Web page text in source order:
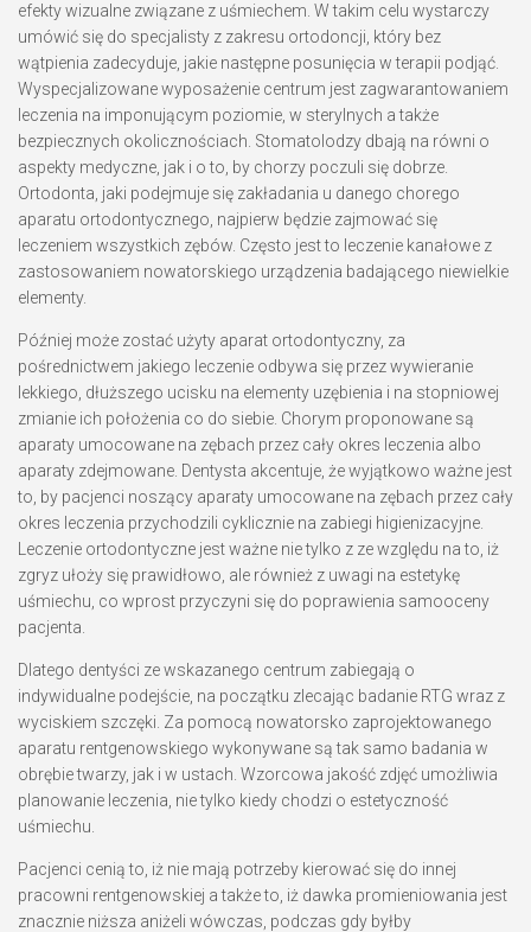
efekty wizualne związane z uśmiechem. W takim celu wystarczy
umówić się do specjalisty z zakresu ortodoncji, który bez
wątpienia zadecyduje, jakie następne posunięcia w terapii podjąć.
Wyspecjalizowane wyposażenie centrum jest zagwarantowaniem
leczenia na imponującym poziomie, w sterylnych a także
bezpiecznych okolicznościach. Stomatolodzy dbają na równi o
aspekty medyczne, jak i o to, by chorzy poczuli się dobrze.
Ortodonta, jaki podejmuje się zakładania u danego chorego
aparatu ortodontycznego, najpierw będzie zajmować się
leczeniem wszystkich zębów. Często jest to leczenie kanałowe z
zastosowaniem nowatorskiego urządzenia badającego niewielkie
elementy.
Później może zostać użyty aparat ortodontyczny, za
pośrednictwem jakiego leczenie odbywa się przez wywieranie
lekkiego, dłuższego ucisku na elementy uzębienia i na stopniowej
zmianie ich położenia co do siebie. Chorym proponowane są
aparaty umocowane na zębach przez cały okres leczenia albo
aparaty zdejmowane. Dentysta akcentuje, że wyjątkowo ważne jest
to, by pacjenci noszący aparaty umocowane na zębach przez cały
okres leczenia przychodzili cyklicznie na zabiegi higienizacyjne.
Leczenie ortodontyczne jest ważne nie tylko z ze względu na to, iż
zgryz ułoży się prawidłowo, ale również z uwagi na estetykę
uśmiechu, co wprost przyczyni się do poprawienia samooceny
pacjenta.
Dlatego dentyści ze wskazanego centrum zabiegają o
indywidualne podejście, na początku zlecając badanie RTG wraz z
wyciskiem szczęki. Za pomocą nowatorsko zaprojektowanego
aparatu rentgenowskiego wykonywane są tak samo badania w
obrębie twarzy, jak i w ustach. Wzorcowa jakość zdjęć umożliwia
planowanie leczenia, nie tylko kiedy chodzi o estetyczność
uśmiechu.
Pacjenci cenią to, iż nie mają potrzeby kierować się do innej
pracowni rentgenowskiej a także to, iż dawka promieniowania jest
znacznie niższa aniżeli wówczas, podczas gdy byłby